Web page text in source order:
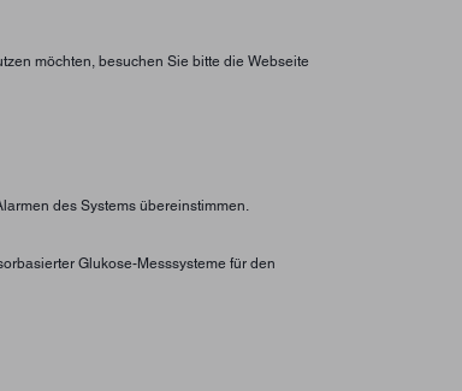
möchten, besuchen Sie bitte die Webseite
des Systems übereinstimmen.
Glukose-Messsysteme für den